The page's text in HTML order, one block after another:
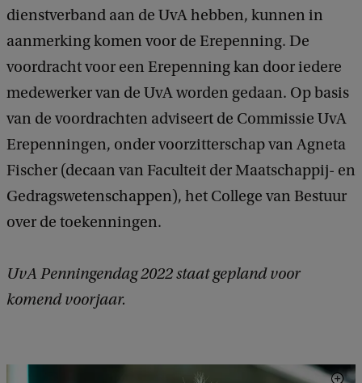
dienstverband aan de UvA hebben, kunnen in
aanmerking komen voor de Erepenning. De
voordracht voor een Erepenning kan door iedere
medewerker van de UvA worden gedaan. Op basis
van de voordrachten adviseert de Commissie UvA
Erepenningen, onder voorzitterschap van Agneta
Fischer (decaan van Faculteit der Maatschappij- en
Gedragswetenschappen), het College van Bestuur
over de toekenningen.
UvA Penningendag 2022 staat gepland voor
komend voorjaar.